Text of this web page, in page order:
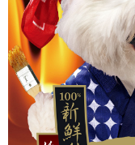
用戶於交易時，得透過本
買賣價金債權讓與本公司
2.基於同意付款使用「大
資料（包含姓名、電話或
由本公司與您本人進行分
3.完整用戶服務條款，請
※ 請注意：結帳手續完成
購買商品的店家。未經商
後付繳納相關費用。
※ 交易是否成功請以「
是否繳費成功／繳費後需
客戶支援中心」https://
【注意事項】
１．透過由恩沛科技股份
易，需依本服務之必要範
7-11取貨付款
每筆NT$65，滿
付款後7-11取貨
每筆NT$65，滿
本島宅配